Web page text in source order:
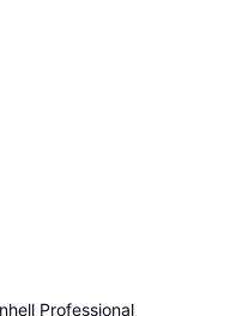
Professional